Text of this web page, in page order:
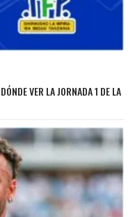
VER LA JORNADA 1 DE LA